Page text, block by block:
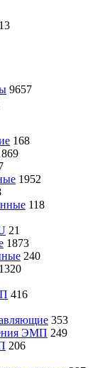
13
9657
168
1952
118
21
1873
240
1320
416
353
ЭМП 249
206